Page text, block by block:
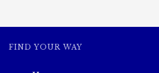
FIND YOUR WAY